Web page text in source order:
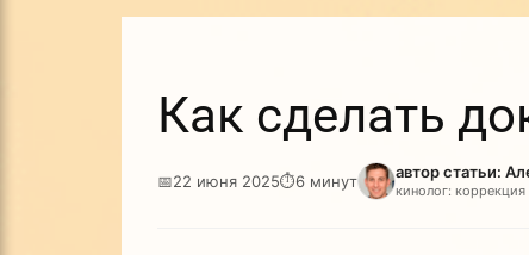
Как сделать
📅22 июня 2025⏱6 минут автор статьи:
кинолог: